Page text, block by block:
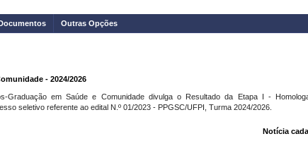
Outras Opções
- 2024/2026
Graduação em Saúde e Comunidade divulga o Resultado da Etapa I -
seletivo referente ao edital N.º 01/2023 - PPGSC/UFPI, Turma 2024/2026.
Notícia